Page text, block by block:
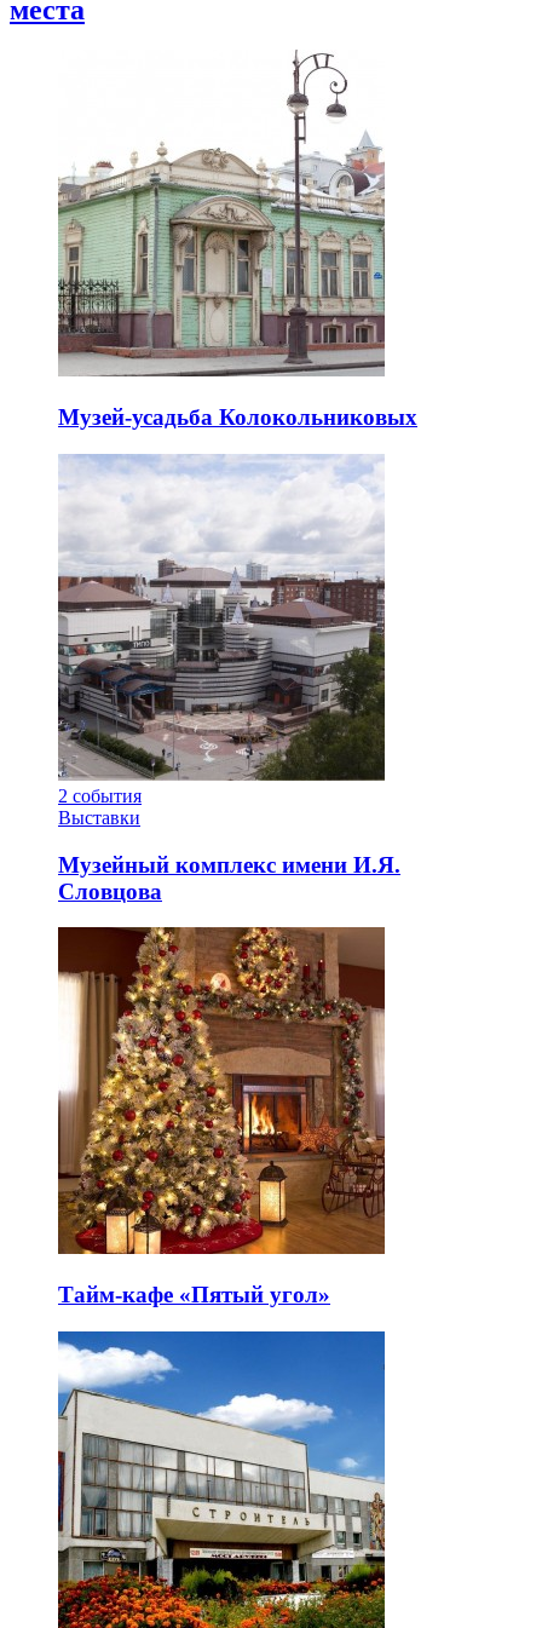
места
Музей-усадьба Колокольниковых
2 события
Выставки
Музейный комплекс имени И.Я.
Словцова
Тайм-кафе «Пятый угол»